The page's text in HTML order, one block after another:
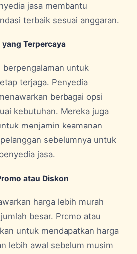
jasa membantu
terbaik sesuai anggaran.
Terpercaya
berpengalaman untuk
terjaga. Penyedia
berbagai opsi
kebutuhan. Mereka juga
menjamin keamanan
sebelumnya untuk
jasa.
atau Diskon
harga lebih murah
besar. Promo atau
untuk mendapatkan harga
lebih awal sebelum musim